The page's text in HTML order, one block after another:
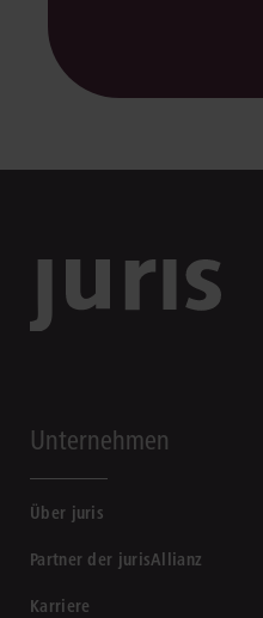
Unternehmen
Über juris
Partner der jurisAllianz
Karriere